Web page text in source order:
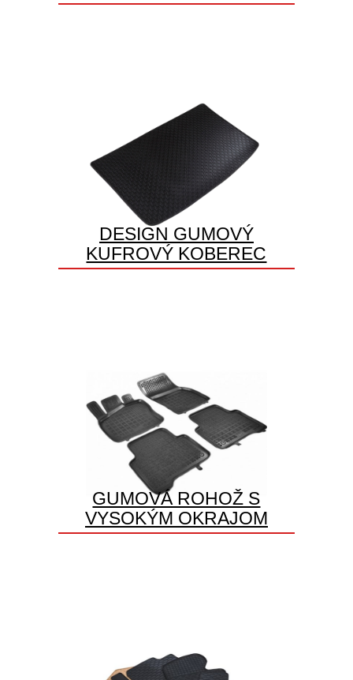
DESIGN GUMOVÝ
KUFROVÝ KOBEREC
GUMOVÁ ROHOŽ S
VYSOKÝM OKRAJOM